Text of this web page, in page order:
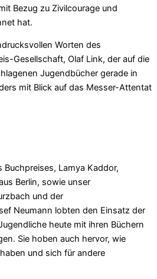
Bezug zu Zivilcourage und
hat.
Worten des
Gesellschaft, Olaf Link, der auf die
Jugendbücher gerade in
mit Blick auf das Messer-Attentat
Lamya Kaddor,
Berlin, sowie unser
und der
Neumann lobten den Einsatz der
heute mit ihren Büchern
Sie hoben auch hervor, wie
und sich für andere